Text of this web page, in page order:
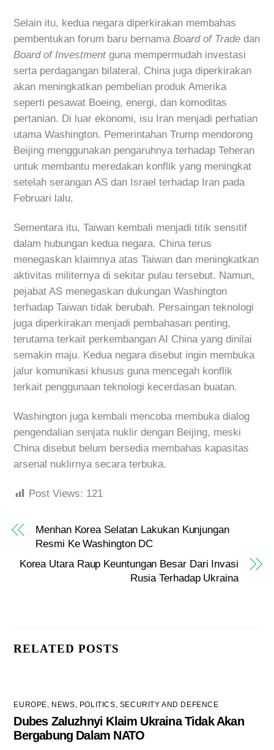
Selain itu, kedua negara diperkirakan membahas
pembentukan forum baru bernamaBoard of Trade dan
Board of Investmentguna mempermudah investasi
serta perdagangan bilateral. China juga diperkirakan
akan meningkatkan pembelian produk Amerika
seperti pesawat Boeing, energi, dan komoditas
pertanian. Di luar ekonomi, isu Iran menjadi perhatian
utama Washington. Pemerintahan Trump mendorong
Beijing menggunakan pengaruhnya terhadap Teheran
untuk membantu meredakan konflik yang meningkat
setelah serangan AS dan Israel terhadap Iran pada
Februari lalu.
Sementara itu, Taiwan kembali menjadi titik sensitif
dalam hubungan kedua negara. China terus
menegaskan klaimnya atas Taiwan dan meningkatkan
aktivitas militernya di sekitar pulau tersebut. Namun,
pejabat AS menegaskan dukungan Washington
terhadap Taiwan tidak berubah. Persaingan teknologi
juga diperkirakan menjadi pembahasan penting,
terutama terkait perkembangan AI China yang dinilai
semakin maju. Kedua negara disebut ingin membuka
jalur komunikasi khusus guna mencegah konflik
terkait penggunaan teknologi kecerdasan buatan.
Washington juga kembali mencoba membuka dialog
pengendalian senjata nuklir dengan Beijing, meski
China disebut belum bersedia membahas kapasitas
arsenal nuklirnya secara terbuka.
Post Views: 121
Menhan Korea Selatan Lakukan Kunjungan
Resmi Ke Washington DC
Korea Utara Raup Keuntungan Besar Dari Invasi
Rusia Terhadap Ukraina
RELATED POSTS
EUROPE, NEWS, POLITICS, SECURITY AND DEFENCE
Dubes Zaluzhnyi Klaim Ukraina Tidak Akan
Bergabung Dalam NATO